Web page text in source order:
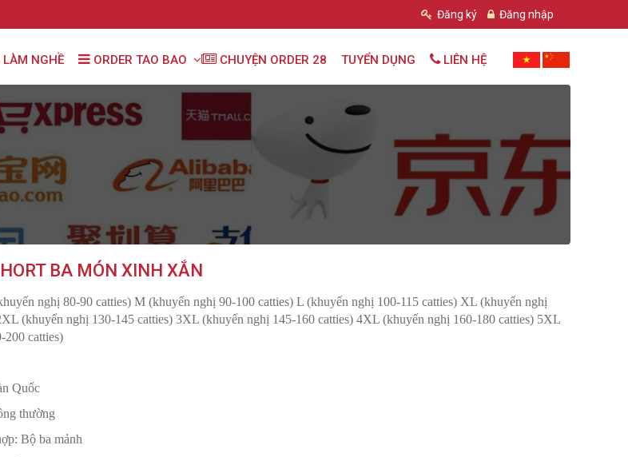
Đăng ký Đăng nhập
LÀM NGHỀ ORDER TAO BAO CHUYỆN ORDER 28 TUYỂN DỤNG LIÊN HỆ
BA MÓN XINH XẮN
nghị 80-90 catties) M (khuyến nghị 90-100 catties) L (khuyến nghị 100-115 catties) XL (khuyến nghị
(khuyến nghị 130-145 catties) 3XL (khuyến nghị 145-160 catties) 4XL (khuyến nghị 160-180 catties) 5XL
200 catties)
Quốc
thường
Bộ ba mảnh